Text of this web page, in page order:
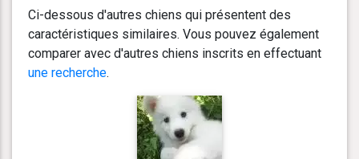
Ci-dessous d'autres chiens qui présentent des
caractéristiques similaires. Vous pouvez également
comparer avec d'autres chiens inscrits en effectuant
une recherche.